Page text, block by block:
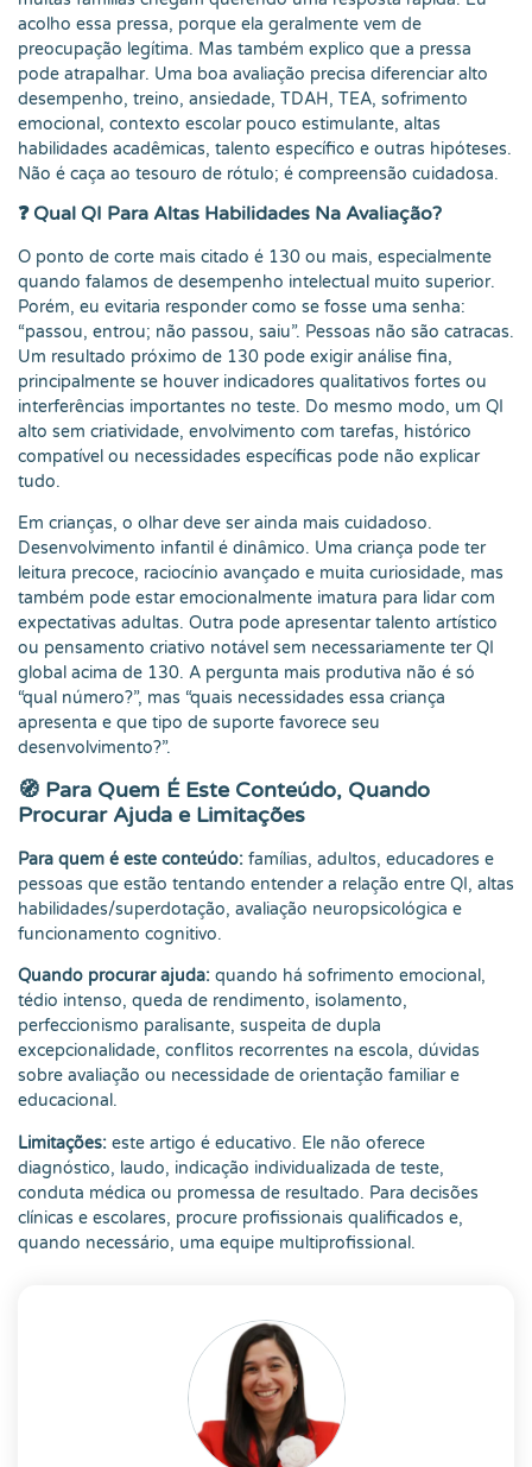
acolho essa pressa, porque ela geralmente vem de
preocupação legítima. Mas também explico que a pressa
pode atrapalhar. Uma boa avaliação precisa diferenciar alto
desempenho, treino, ansiedade, TDAH, TEA, sofrimento
emocional, contexto escolar pouco estimulante, altas
habilidades acadêmicas, talento específico e outras hipóteses.
Não é caça ao tesouro de rótulo; é compreensão cuidadosa.
❓ Qual QI Para Altas Habilidades Na Avaliação?
O ponto de corte mais citado é 130 ou mais, especialmente
quando falamos de desempenho intelectual muito superior.
Porém, eu evitaria responder como se fosse uma senha:
“passou, entrou; não passou, saiu”. Pessoas não são catracas.
Um resultado próximo de 130 pode exigir análise fina,
principalmente se houver indicadores qualitativos fortes ou
interferências importantes no teste. Do mesmo modo, um QI
alto sem criatividade, envolvimento com tarefas, histórico
compatível ou necessidades específicas pode não explicar
tudo.
Em crianças, o olhar deve ser ainda mais cuidadoso.
Desenvolvimento infantil é dinâmico. Uma criança pode ter
leitura precoce, raciocínio avançado e muita curiosidade, mas
também pode estar emocionalmente imatura para lidar com
expectativas adultas. Outra pode apresentar talento artístico
ou pensamento criativo notável sem necessariamente ter QI
global acima de 130. A pergunta mais produtiva não é só
“qual número?”, mas “quais necessidades essa criança
apresenta e que tipo de suporte favorece seu
desenvolvimento?”.
🧭 Para Quem É Este Conteúdo, Quando
Procurar Ajuda e Limitações
Para quem é este conteúdo: famílias, adultos, educadores e
pessoas que estão tentando entender a relação entre QI, altas
habilidades/superdotação, avaliação neuropsicológica e
funcionamento cognitivo.
Quando procurar ajuda: quando há sofrimento emocional,
tédio intenso, queda de rendimento, isolamento,
perfeccionismo paralisante, suspeita de dupla
excepcionalidade, conflitos recorrentes na escola, dúvidas
sobre avaliação ou necessidade de orientação familiar e
educacional.
Limitações: este artigo é educativo. Ele não oferece
diagnóstico, laudo, indicação individualizada de teste,
conduta médica ou promessa de resultado. Para decisões
clínicas e escolares, procure profissionais qualificados e,
quando necessário, uma equipe multiprofissional.